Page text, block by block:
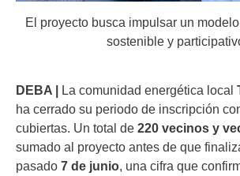
El proyecto busca impulsar un
sostenible y
DEBA | La comunidad energética local
ha cerrado su periodo de inscripción
cubiertas. Un total de 220 vecinos y
sumado al proyecto antes de que
pasado 7 de junio , una cifra que